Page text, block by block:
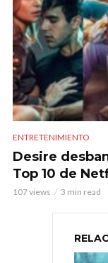
ENTRETENIMIENTO
Desire
Top 10 de
107 views 3 min read